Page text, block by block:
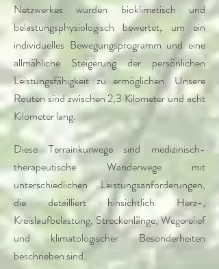
Netzwerkes wurden bioklimatisch und
belastungsphysiologisch bewertet, um ein
individuelles Bewegungsprogramm und eine
allmähliche Steigerung der persönlichen
Leistungsfähigkeit zu ermöglichen. Unsere
Routen sind zwischen 2,3 Kilometer und acht
Kilometer lang.
Diese Terrainkurwege sind medizinisch-
therapeutische Wanderwege mit
unterschiedlichen Leistungsanforderungen,
die detailliert hinsichtlich Herz-,
Kreislaufbelastung, Streckenlänge, Wegerelief
und klimatologischer Besonderheiten
beschrieben sind.